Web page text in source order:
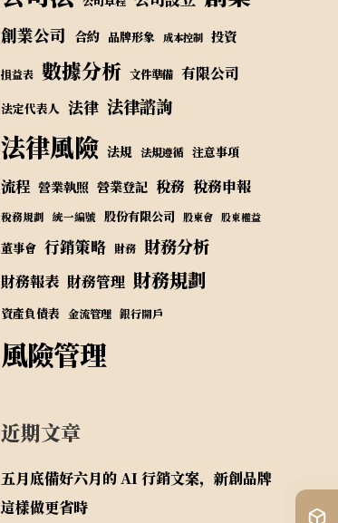
創業公司 合約 品牌形象 成本控制 投資
損益表 數據分析 文件準備 有限公司
法定代表人 法律 法律諮詢
法律風險 法規 法規遵循 注意事項
流程 營業執照 營業登記 稅務 稅務申報
稅務規劃 統一編號 股份有限公司 股東會 股東權益
董事會 行銷策略 財務 財務分析
財務報表 財務管理 財務規劃
資產負債表 金流管理 銀行開戶
風險管理
近期文章
五月底備好六月的 AI 行銷文案，新創品牌
這樣做更省時